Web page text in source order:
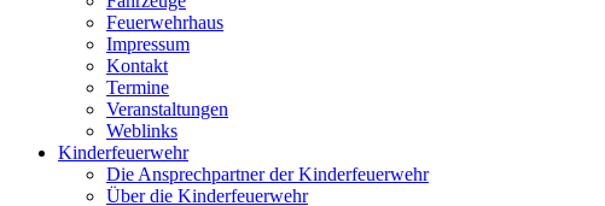
Feuerwehrhaus
Impressum
Kontakt
Termine
Veranstaltungen
Weblinks
Kinderfeuerwehr
Die Ansprechpartner der Kinderfeuerwehr
Über die Kinderfeuerwehr